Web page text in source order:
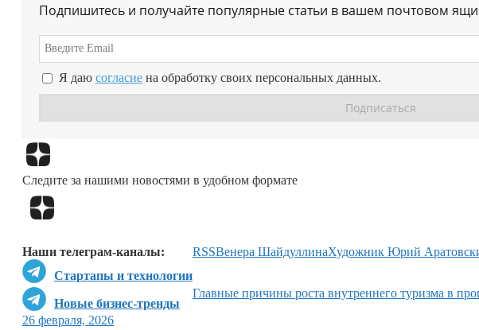
Подпишитесь и получайте популярные статьи в вашем почтовом
Я даю согласие на обработку своих персональных данных.
Следите за нашими новостями в удобном формате
Наши телеграм-каналы:
Стартапы и технологии
Новые бизнес-тренды
RSSВенера ШайдуллинаХудожник Юрий
Главные причины роста внутреннего туризма в
26 февраля, 2026